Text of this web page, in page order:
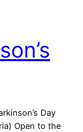
Day
Open to the